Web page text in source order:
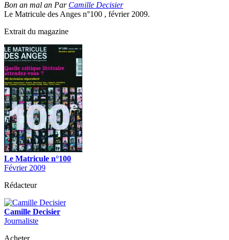
Bon an mal an Par Camille Decisier
Le Matricule des Anges n°100 , février 2009.
Extrait du magazine
Le Matricule n°100
Février 2009
Rédacteur
Camille Decisier
Journaliste